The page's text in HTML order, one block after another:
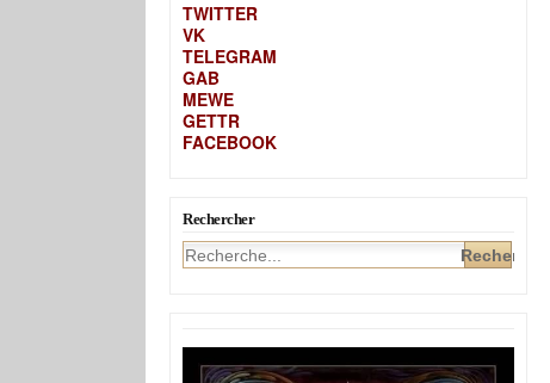
TWITTER
VK
TELEGRAM
GAB
MEWE
GETTR
FACEBOOK
Rechercher